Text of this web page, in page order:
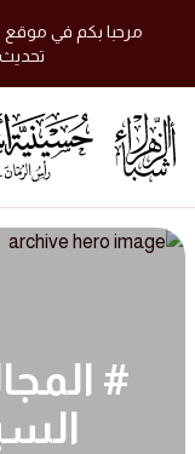
مرحبا بكم في موقع
تحديث
#